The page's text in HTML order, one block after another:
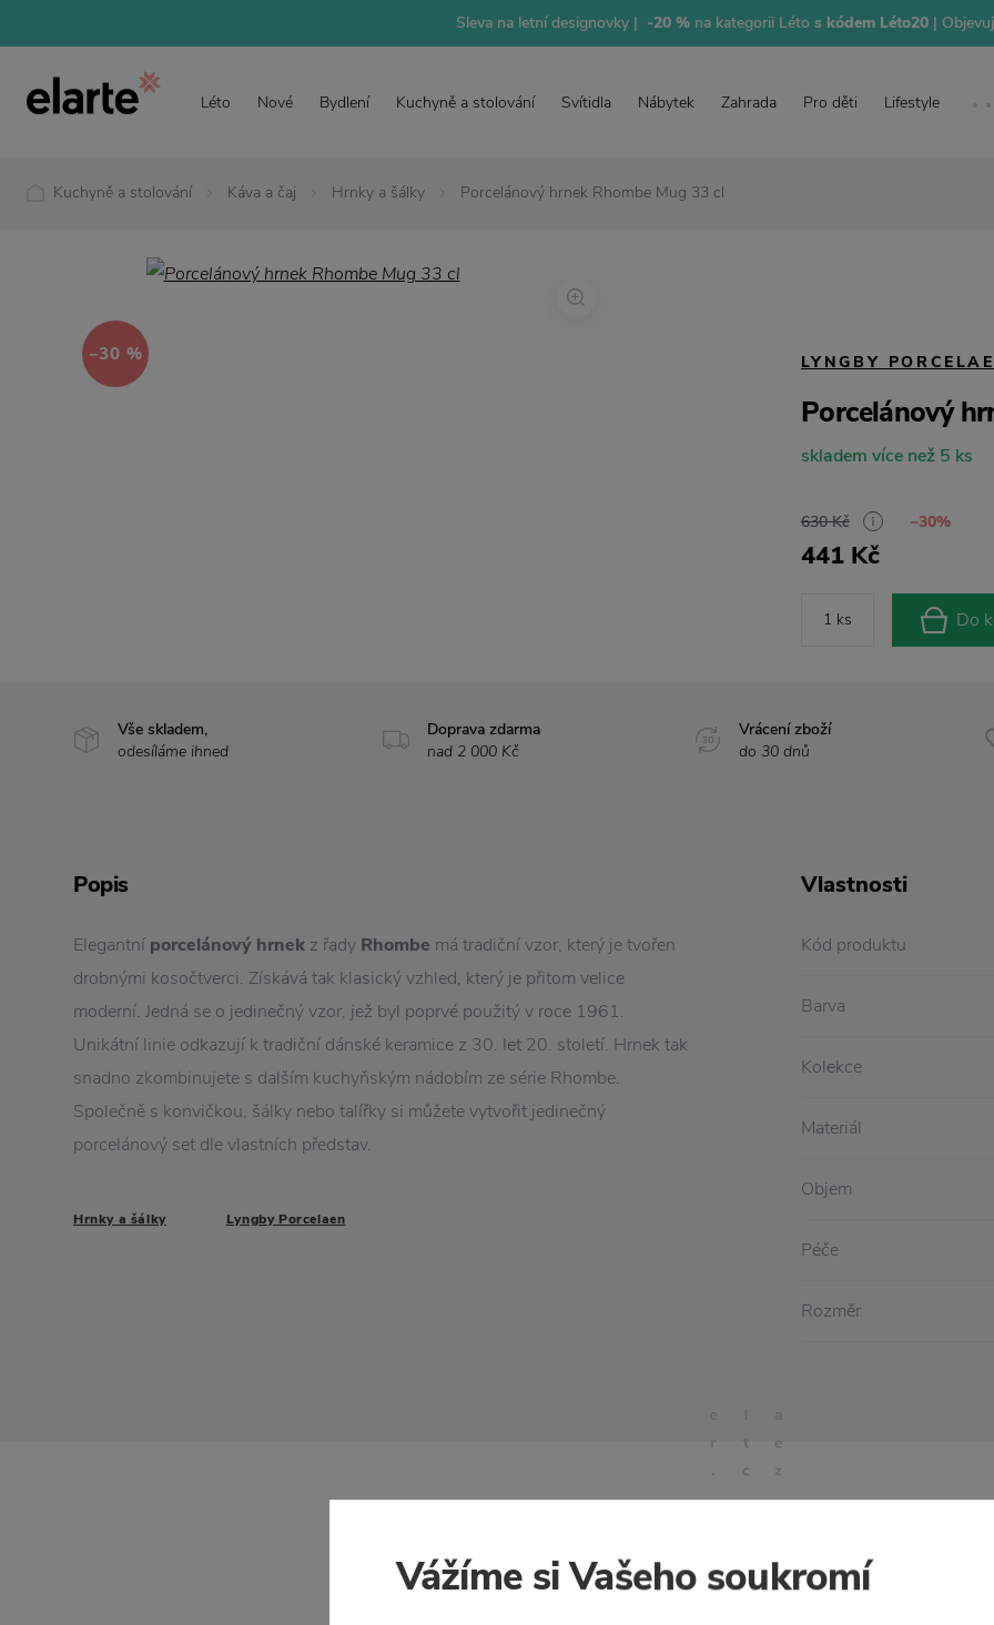
Sleva na letní designovky | -20 %na kategorii Létos kódem Léto20 |
Léto Nové Bydlení Kuchyně a stolování Svítidla Nábytek Zahrada Pro děti Lifestyle
Kuchyně a stolování Káva a čaj Hrnky a šálky Porcelánový hrnek Rhombe Mug 33 cl
−30 % LYNGBY
Porcelánový
skladem více než 5 ks
630 Kč −30%
441 Kč
Do
Vše skladem,
odesíláme ihned
Doprava zdarma
nad 2 000 Kč
Vrácení zboží
do 30 dnů
Popis
Elegantní porcelánový hrnek z řady Rhombe má tradiční vzor, který je tvořen
drobnými kosočtverci. Získává tak klasický vzhled, který je přitom velice
moderní. Jedná se o jedinečný vzor, jež byl poprvé použitý v roce 1961.
Unikátní linie odkazují k tradiční dánské keramice z 30. let 20. století. Hrnek tak
snadno zkombinujete s dalším kuchyňským nádobím ze série Rhombe.
Společně s konvičkou, šálky nebo talířky si můžete vytvořit jedinečný
porcelánový set dle vlastních představ.
Hrnky a šálky Lyngby Porcelaen
Vlastnosti
Kód produktu
Barva
Kolekce
Materiál
Objem
Péče
Rozměr
Stojí zapozornost
Vážíme si Vašeho soukromí